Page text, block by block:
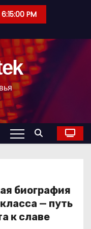
6:15:01 PM
биография
— путь
к славе